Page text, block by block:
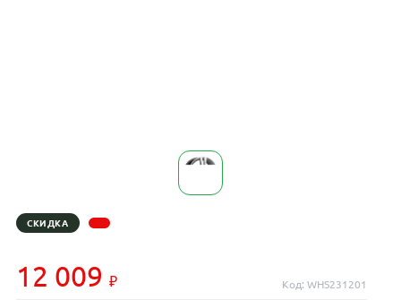
СКИДКА
12 009 Код: WHS231201